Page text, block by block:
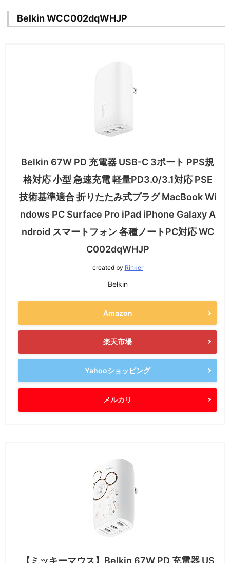
Belkin WCC002dqWHJP
Belkin 67W PD 充電器 USB-C 3ポート PPS規
格対応 小型 急速充電 軽量PD3.0/3.1対応 PSE
技術基準適合 折りたたみ式プラグ MacBook Wi
ndows PC Surface Pro iPad iPhone Galaxy A
ndroid スマートフォン 各種ノートPC対応 WC
C002dqWHJP
created by Rinker
Belkin
Amazon
楽天市場
Yahooショッピング
メルカリ
【ミッキーマウス】Belkin 67W PD 充電器 US